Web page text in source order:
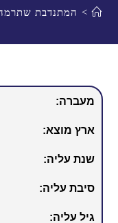
> המתנדבת
מעברה:
ארץ מוצא:
שנת עליה:
סיבת עליה:
גיל עליה: